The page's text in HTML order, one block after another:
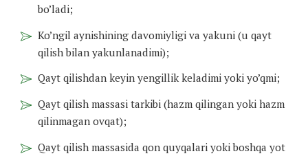
bo’ladi;
Ko’ngil aynishining davomiyligi va yakuni (u qayt
qilish bilan yakunlanadimi);
Qayt qilishdan keyin yengillik keladimi yoki yo’qmi;
Qayt qilish massasi tarkibi (hazm qilingan yoki hazm
qilinmagan ovqat);
Qayt qilish massasida qon quyqalari yoki boshqa yot